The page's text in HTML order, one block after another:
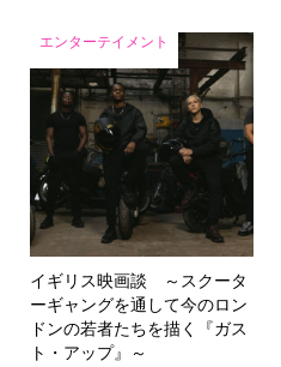
エンターテイメント
イギリス映画談 ～スクータ
ーギャングを通して今のロン
ドンの若者たちを描く『ガス
ト・アップ』～